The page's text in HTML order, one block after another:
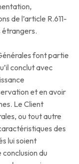
de l’article R.611-
étrangers.
font partie
conclut avec
et en avoir
Le Client
ou tout autre
des
lui soient
conclusion du